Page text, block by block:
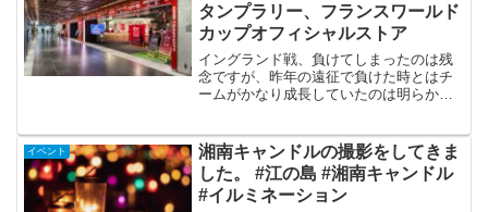
タンプラリー、フランスワールド
カップオフィシャルストア
イングランド戦、負けてしまったのは残
念ですが、昨年の遠征で負けた時とはチ
ームがかなり成長していたのは明らかで
に東京丸の内へ行って来ました。せっか
くなのでラグビー神社に顔...
イベント
湘南キャンドルの撮影をしてきま
した。 #江の島 #湘南キャンドル
#イルミネーション